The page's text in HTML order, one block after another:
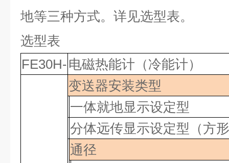
地等三种方式。详见选型表。
选型表
FE30H- 电磁热能计（冷能计）
变送器安装类型
一体就地显示设定型
分体远传显示设定型（方
通径